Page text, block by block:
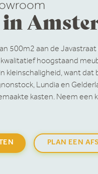
in
500m2 aan de
kwalitatief hoogstaand
kleinschaligheid, want
Lundia en
kasten. Neem een
PLAN EEN